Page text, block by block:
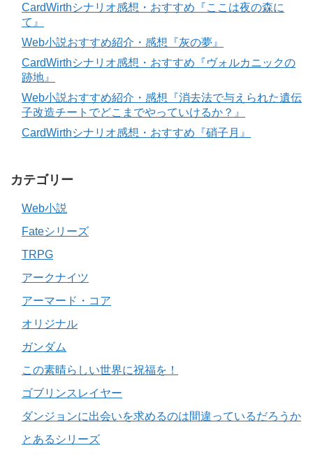
CardWirthシナリオ感想・おすすめ『ここは夜の森に
て』
Web小説おすすめ紹介・感想『灰の夢』
CardWirthシナリオ感想・おすすめ『ヴォルカニックの
跡地』
Web小説おすすめ紹介・感想『消去法で与えられた遺伝
子改造チートでどこまでやっていけるか？』
CardWirthシナリオ感想・おすすめ『硝子月』
カテゴリー
Web小説
Fateシリーズ
TRPG
アークナイツ
アーマード・コア
オリジナル
ガンダム
この素晴らしい世界に祝福を！
ゴブリンスレイヤー
ダンジョンに出会いを求めるのは間違っているだろうか
とあるシリーズ